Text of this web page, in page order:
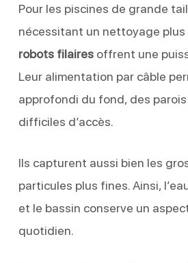
Pour les piscines de grande
nécessitant un nettoyage plus
robots filairesoffrent une
Leur alimentation par câble
approfondi du fond, des
difficiles d’accès.
Ils capturent aussi bien les
particules plus fines. Ainsi,
et le bassin conserve un
quotidien.